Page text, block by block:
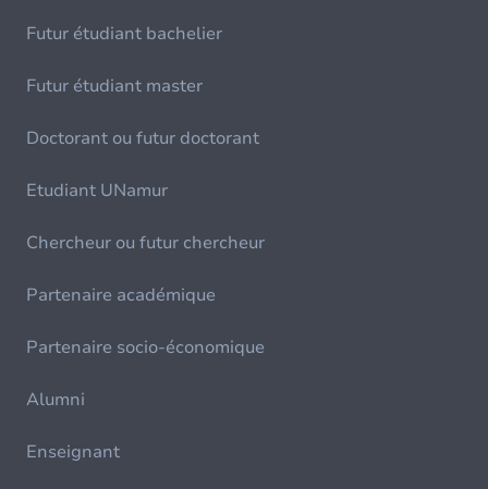
Futur étudiant bachelier
Futur étudiant master
Doctorant ou futur doctorant
Etudiant UNamur
Chercheur ou futur chercheur
Partenaire académique
Partenaire socio-économique
Alumni
Enseignant